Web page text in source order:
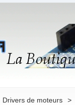
Drivers de moteurs >